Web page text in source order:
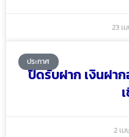
23 เ
ประกาศ
ปิดรับฝาก เงินฝา
2 เ